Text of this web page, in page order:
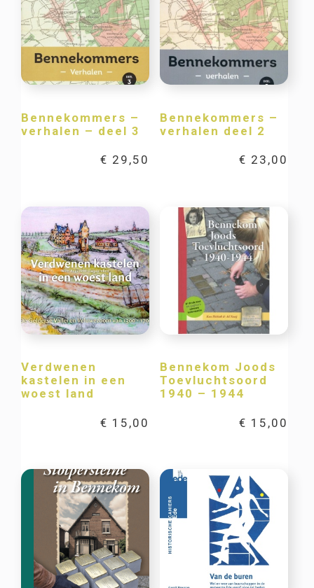
Bennekommers –
verhalen – deel 3
€ 29,50
Bennekommers –
verhalen deel 2
€ 23,00
Verdwenen
kastelen in een
woest land
€ 15,00
Bennekom Joods
Toevluchtsoord
1940 – 1944
€ 15,00